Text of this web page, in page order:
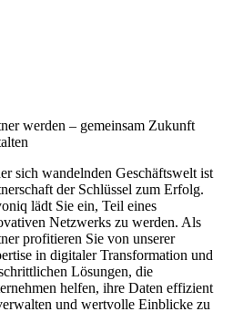
werden – gemeinsam Zukunft
sich wandelnden Geschäftswelt ist
der Schlüssel zum Erfolg.
lädt Sie ein, Teil eines
Netzwerks zu werden. Als
profitieren Sie von unserer
in digitaler Transformation und
Lösungen, die
helfen, ihre Daten effizient
und wertvolle Einblicke zu